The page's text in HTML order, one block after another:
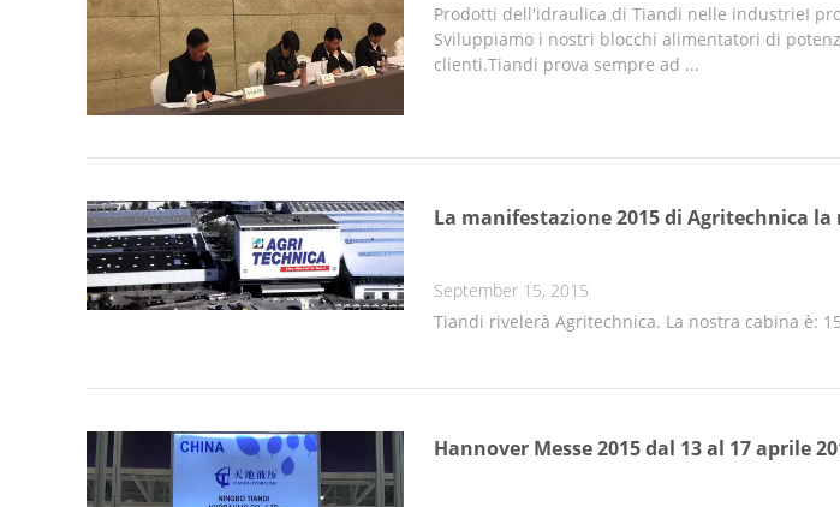
Prodotti dell'idraulica di Tiandi nelle industrieI
Sviluppiamo i nostri blocchi alimentatori di
clienti.Tiandi prova sempre ad ...
La manifestazione 2015 di Agritechnica la
September 15, 2015
Tiandi rivelerà Agritechnica. La nostra cabina è:
Hannover Messe 2015 dal 13 al 17 aprile